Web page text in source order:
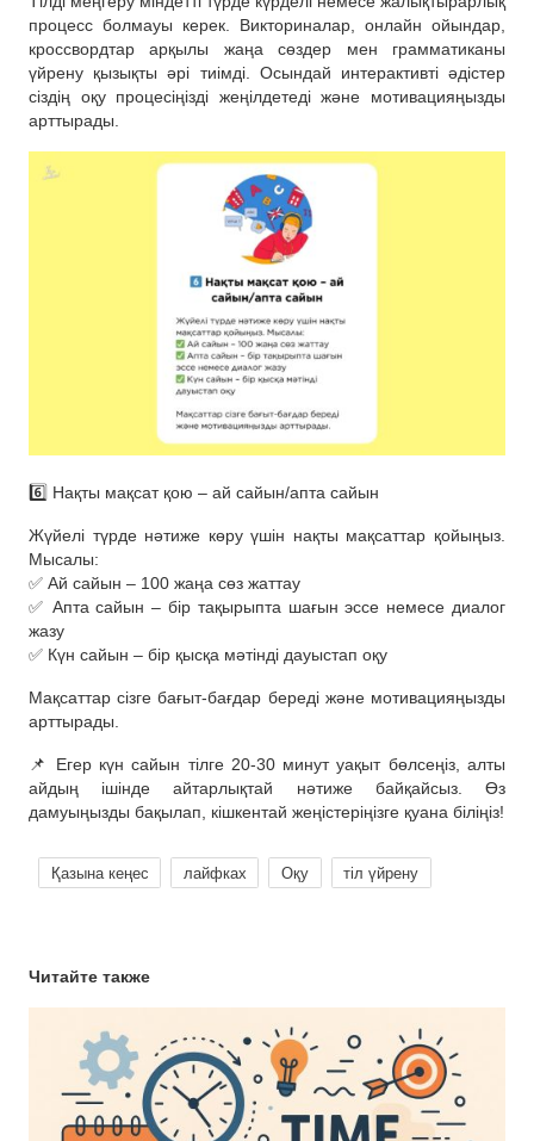
процесс болмауы керек. Викториналар, онлайн ойындар,
кроссвордтар арқылы жаңа сөздер мен грамматиканы
үйрену қызықты әрі тиімді. Осындай интерактивті әдістер
сіздің оқу процесіңізді жеңілдетеді және мотивацияңызды
арттырады.
6️⃣ Нақты мақсат қою – ай сайын/апта сайын
Жүйелі түрде нәтиже көру үшін нақты мақсаттар қойыңыз.
Мысалы:
✅ Ай сайын – 100 жаңа сөз жаттау
✅ Апта сайын – бір тақырыпта шағын эссе немесе диалог
жазу
✅ Күн сайын – бір қысқа мәтінді дауыстап оқу
Мақсаттар сізге бағыт-бағдар береді және мотивацияңызды
арттырады.
📌 Егер күн сайын тілге 20-30 минут уақыт бөлсеңіз, алты
айдың ішінде айтарлықтай нәтиже байқайсыз. Өз
дамуыңызды бақылап, кішкентай жеңістеріңізге қуана біліңіз!
Қазына кеңес лайфках Оқу тіл үйрену
Читайте также